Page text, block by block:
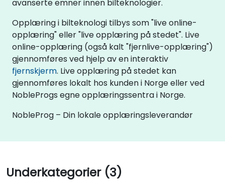
avanserte emner innen bilteknologier.
Opplæring i bilteknologi tilbys som "live online-
opplæring" eller "live opplæring på stedet". Live
online-opplæring (også kalt "fjernlive-opplæring")
gjennomføres ved hjelp av en interaktiv
fjernskjerm. Live opplæring på stedet kan
gjennomføres lokalt hos kunden i Norge eller ved
NobleProgs egne opplæringssentra i Norge.
NobleProg – Din lokale opplæringsleverandør
Underkategorier (3)